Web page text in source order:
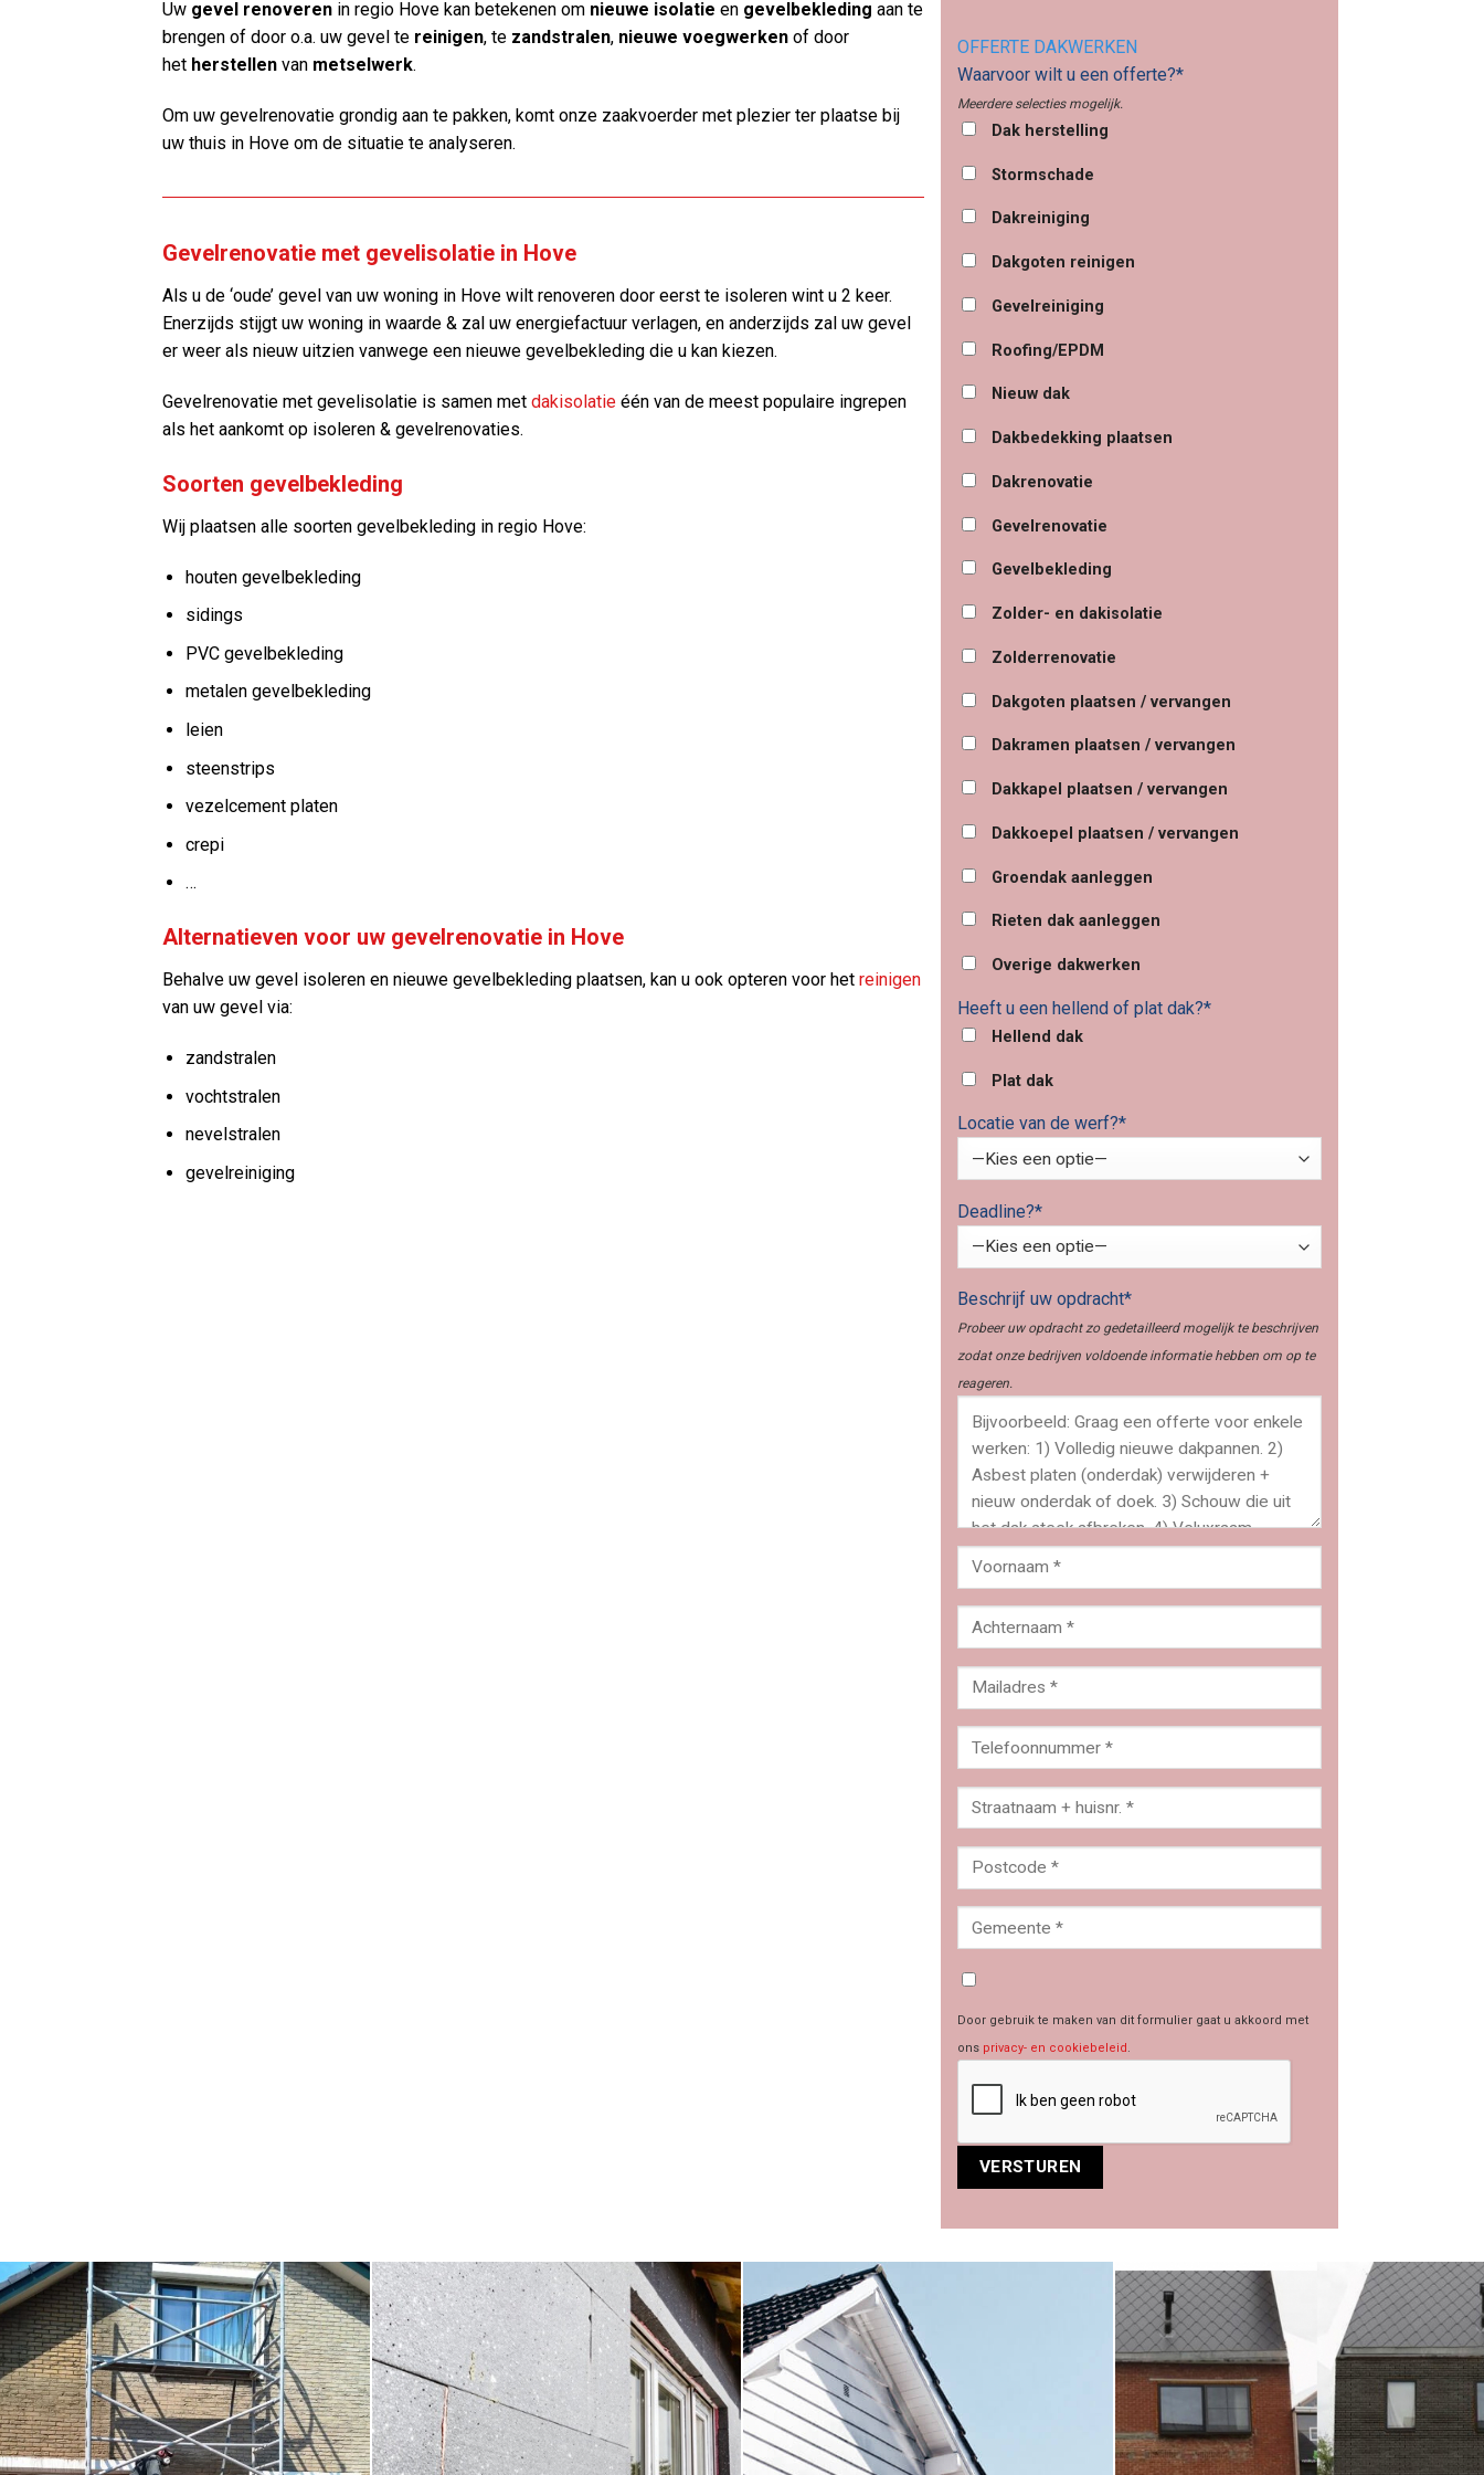
Uw gevel renoveren in regio Hove kan betekenen om nieuwe isolatie en gevelbekleding aan te
brengen of door o.a. uw gevel te reinigen, te zandstralen, nieuwe voegwerken of door
het herstellen van metselwerk.
Om uw gevelrenovatie grondig aan te pakken, komt onze zaakvoerder met plezier ter plaatse bij
uw thuis in Hove om de situatie te analyseren.
Gevelrenovatie met gevelisolatie in Hove
Als u de ‘oude’ gevel van uw woning in Hove wilt renoveren door eerst te isoleren wint u 2 keer.
Enerzijds stijgt uw woning in waarde & zal uw energiefactuur verlagen, en anderzijds zal uw gevel
er weer als nieuw uitzien vanwege een nieuwe gevelbekleding die u kan kiezen.
Gevelrenovatie met gevelisolatie is samen met dakisolatie één van de meest populaire ingrepen
als het aankomt op isoleren & gevelrenovaties.
Soorten gevelbekleding
Wij plaatsen alle soorten gevelbekleding in regio Hove:
houten gevelbekleding
sidings
PVC gevelbekleding
metalen gevelbekleding
leien
steenstrips
vezelcement platen
crepi
…
Alternatieven voor uw gevelrenovatie in Hove
Behalve uw gevel isoleren en nieuwe gevelbekleding plaatsen, kan u ook opteren voor het reinigen
van uw gevel via:
zandstralen
vochtstralen
nevelstralen
gevelreiniging
OFFERTE DAKWERKEN
Waarvoor wilt u een offerte?*
Meerdere selecties mogelijk.
Dak herstelling
Stormschade
Dakreiniging
Dakgoten reinigen
Gevelreiniging
Roofing/EPDM
Nieuw dak
Dakbedekking plaatsen
Dakrenovatie
Gevelrenovatie
Gevelbekleding
Zolder- en dakisolatie
Zolderrenovatie
Dakgoten plaatsen / vervangen
Dakramen plaatsen / vervangen
Dakkapel plaatsen / vervangen
Dakkoepel plaatsen / vervangen
Groendak aanleggen
Rieten dak aanleggen
Overige dakwerken
Heeft u een hellend of plat dak?*
Hellend dak
Plat dak
Locatie van de werf?*
Deadline?*
Beschrijf uw opdracht*
Probeer uw opdracht zo gedetailleerd mogelijk te beschrijven
zodat onze bedrijven voldoende informatie hebben om op te
reageren.
Door gebruik te maken van dit formulier gaat u akkoord met
ons privacy- en cookiebeleid.